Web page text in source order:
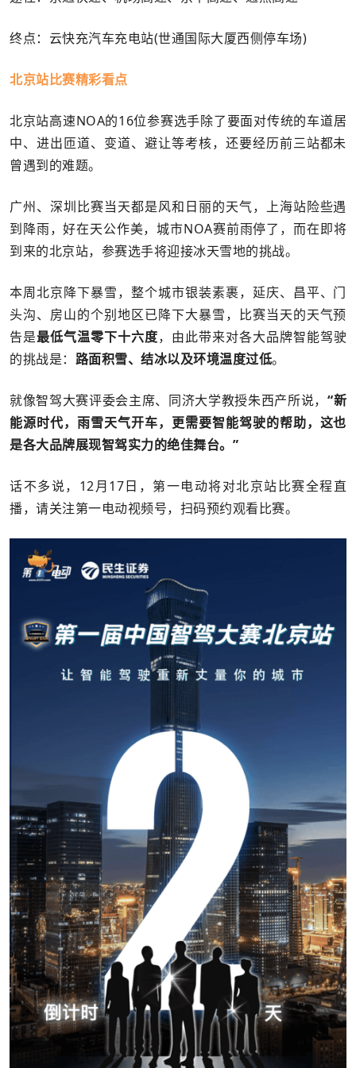
终点：云快充汽车充电站(世通国际大厦西侧停车场)
北京站比赛精彩看点
北京站高速NOA的16位参赛选手除了要面对传统的车道居
中、进出匝道、变道、避让等考核，还要经历前三站都未
曾遇到的难题。
广州、深圳比赛当天都是风和日丽的天气，上海站险些遇
到降雨，好在天公作美，城市NOA赛前雨停了，而在即将
到来的北京站，参赛选手将迎接冰天雪地的挑战。
本周北京降下暴雪，整个城市银装素裹，延庆、昌平、门
头沟、房山的个别地区已降下大暴雪，比赛当天的天气预
告是最低气温零下十六度，由此带来对各大品牌智能驾驶
的挑战是： 路面积雪、结冰以及环境温度过低。
就像智驾大赛评委会主席、同济大学教授朱西产所说， “新
能源时代，雨雪天气开车，更需要智能驾驶的帮助，这也
是各大品牌展现智驾实力的绝佳舞台。”
话不多说，12月17日，第一电动将对北京站比赛全程直
播，请关注第一电动视频号，扫码预约观看比赛。